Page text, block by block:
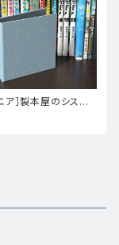
ア］製本屋のシステ
ダー【江戸小染は
）×OKカイゼル（ふ